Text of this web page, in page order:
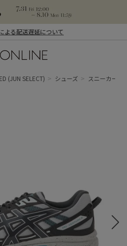
よる配送遅延について
(JUN SELECT) シューズ スニーカー